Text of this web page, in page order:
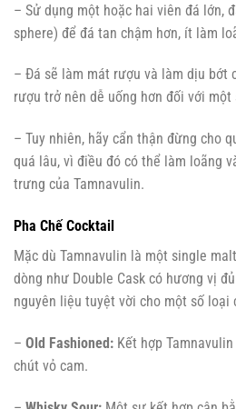
– Sử dụng một hoặc hai viên đá lớn,
sphere) để đá tan chậm hơn, ít làm
– Đá sẽ làm mát rượu và làm dịu bớt
rượu trở nên dễ uống hơn đối với một
– Tuy nhiên, hãy cẩn thận đừng cho
quá lâu, vì điều đó có thể làm loãng
trưng của Tamnavulin.
Pha Chế Cocktail
Mặc dù Tamnavulin là một single
dòng như Double Cask có hương vị
nguyên liệu tuyệt vời cho một số loại
– Old Fashioned: Kết hợp
chút vỏ cam.